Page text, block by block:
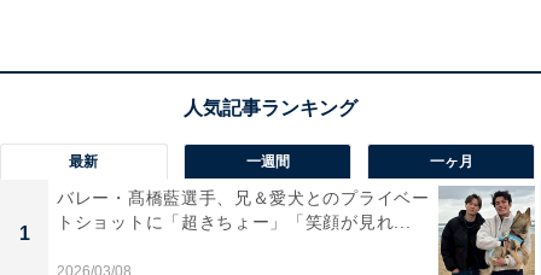
最新 一週間 一ヶ月
1
バレー・髙橋藍選手、兄＆愛犬とのプライベー
トショットに「超きちょー」「笑顔が見れ...